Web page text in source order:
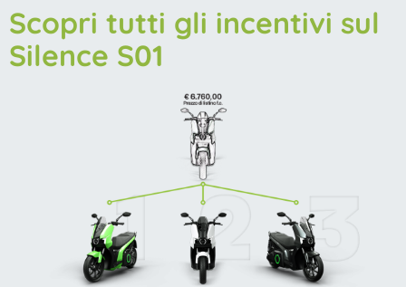
Scopri tutti gli incentivi sul
Silence S01